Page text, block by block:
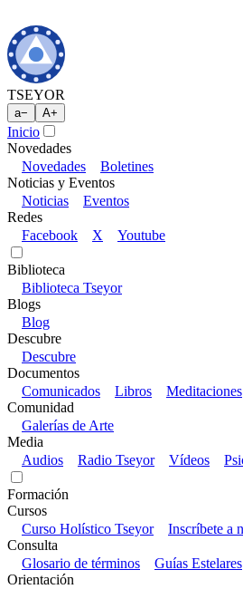
TSEYOR
a− A+
Inicio
Novedades
Novedades
Boletines
Noticias y Eventos
Noticias
Eventos
Redes
Facebook
X Youtube
Biblioteca
Biblioteca Tseyor
Blogs
Blog
Descubre
Descubre
Documentos
Comunicados
Libros
Meditaciones
Comunidad
Galerías de Arte
Media
Audios
Radio Tseyor Vídeos
Formación
Cursos
Curso Holístico Tseyor
Inscríbete a
Consulta
Glosario de términos
Guías Estelares
Orientación